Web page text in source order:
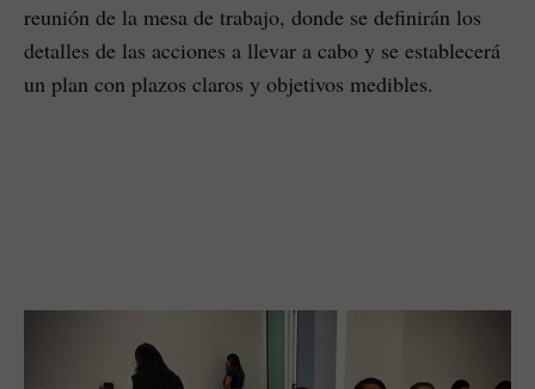
reunión de la mesa de trabajo, donde se definirán los
detalles de las acciones a llevar a cabo y se establecerá
un plan con plazos claros y objetivos medibles.